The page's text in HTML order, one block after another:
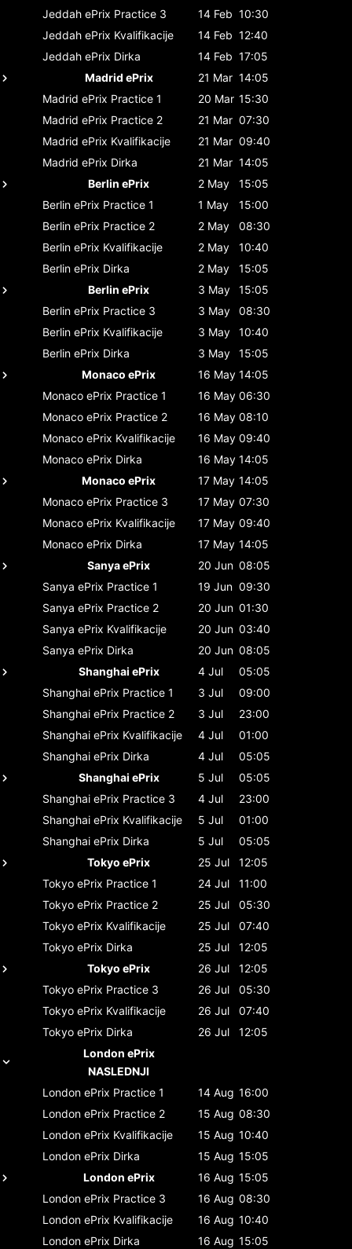
Jeddah ePrix Practice 3 14 Feb 10:30
Jeddah ePrix Kvalifikacije 14 Feb 12:40
Jeddah ePrix Dirka 14 Feb 17:05
Madrid ePrix
21 Mar 14:05
Madrid ePrix Practice 1 20 Mar 15:30
Madrid ePrix Practice 2 21 Mar 07:30
Madrid ePrix Kvalifikacije 21 Mar 09:40
Madrid ePrix Dirka 21 Mar 14:05
Berlin ePrix
2 May
15:05
Berlin ePrix Practice 1 1 May
15:00
Berlin ePrix Practice 2 2 May
08:30
Berlin ePrix Kvalifikacije 2 May
10:40
Berlin ePrix Dirka 2 May
15:05
Berlin ePrix
3 May
15:05
Berlin ePrix Practice 3 3 May
08:30
Berlin ePrix Kvalifikacije 3 May
10:40
Berlin ePrix Dirka 3 May
15:05
Monaco ePrix
16 May 14:05
Monaco ePrix Practice 1 16 May 06:30
Monaco ePrix Practice 2 16 May 08:10
Monaco ePrix Kvalifikacije 16 May 09:40
Monaco ePrix Dirka 16 May 14:05
Monaco ePrix
17 May 14:05
Monaco ePrix Practice 3 17 May 07:30
Monaco ePrix Kvalifikacije 17 May 09:40
Monaco ePrix Dirka 17 May 14:05
Sanya ePrix
20 Jun 08:05
Sanya ePrix Practice 1 19 Jun 09:30
Sanya ePrix Practice 2 20 Jun 01:30
Sanya ePrix Kvalifikacije 20 Jun 03:40
Sanya ePrix Dirka 20 Jun 08:05
Shanghai ePrix
4 Jul
05:05
Shanghai ePrix Practice 1 3 Jul
09:00
Shanghai ePrix Practice 2 3 Jul
23:00
Shanghai ePrix Kvalifikacije 4 Jul
01:00
Shanghai ePrix Dirka 4 Jul
05:05
Shanghai ePrix
5 Jul
05:05
Shanghai ePrix Practice 3 4 Jul
23:00
Shanghai ePrix Kvalifikacije 5 Jul
01:00
Shanghai ePrix Dirka 5 Jul
05:05
Tokyo ePrix
25 Jul
12:05
Tokyo ePrix Practice 1 24 Jul
11:00
Tokyo ePrix Practice 2 25 Jul
05:30
Tokyo ePrix Kvalifikacije 25 Jul
07:40
Tokyo ePrix Dirka 25 Jul
12:05
Tokyo ePrix
26 Jul
12:05
Tokyo ePrix Practice 3 26 Jul
05:30
Tokyo ePrix Kvalifikacije 26 Jul
07:40
Tokyo ePrix Dirka 26 Jul
12:05
London ePrix
NASLEDNJI
London ePrix Practice 1 14 Aug 16:00
London ePrix Practice 2 15 Aug 08:30
London ePrix Kvalifikacije 15 Aug 10:40
London ePrix Dirka 15 Aug 15:05
London ePrix
16 Aug 15:05
London ePrix Practice 3 16 Aug 08:30
London ePrix Kvalifikacije 16 Aug 10:40
London ePrix Dirka 16 Aug 15:05